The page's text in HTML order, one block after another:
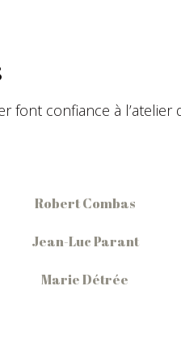
confiance à l’atelier
Robert Combas
Jean-Luc Parant
Marie Détrée